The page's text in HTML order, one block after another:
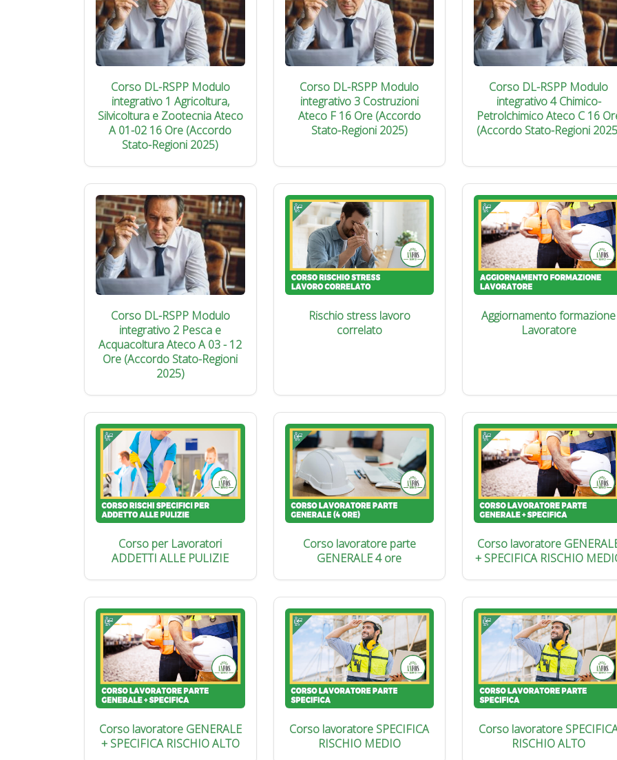
Corso DL-RSPP Modulo
integrativo 1 Agricoltura,
Silvicoltura e Zootecnia Ateco
A 01-02 16 Ore (Accordo
Stato-Regioni 2025)
Corso DL-RSPP Modulo
integrativo 3 Costruzioni
Ateco F 16 Ore (Accordo
Stato-Regioni 2025)
Corso DL-RSPP Modulo
integrativo 4 Chimico-
Petrolchimico Ateco C 16
(Accordo Stato-Regioni
Corso DL-RSPP Modulo
integrativo 2 Pesca e
Acquacoltura Ateco A 03 - 12
Ore (Accordo Stato-Regioni
2025)
Rischio stress lavoro
correlato
Aggiornamento formazione
Lavoratore
Corso per Lavoratori
ADDETTI ALLE PULIZIE
Corso lavoratore parte
GENERALE 4 ore
Corso lavoratore
+ SPECIFICA RISCHIO
Corso lavoratore GENERALE
+ SPECIFICA RISCHIO ALTO
Corso lavoratore SPECIFICA
RISCHIO MEDIO
Corso lavoratore
RISCHIO ALTO